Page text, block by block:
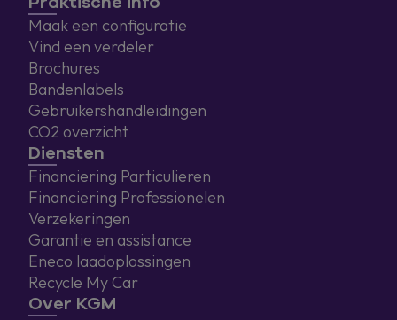
Maak een configuratie
Vind een verdeler
Brochures
Bandenlabels
Gebruikershandleidingen
CO2 overzicht
Diensten
Financiering Particulieren
Financiering Professionelen
Verzekeringen
Garantie en assistance
Eneco laadoplossingen
Recycle My Car
Over KGM